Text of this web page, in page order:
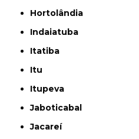
Hortolândia
Indaiatuba
Itatiba
Itu
Itupeva
Jaboticabal
Jacareí